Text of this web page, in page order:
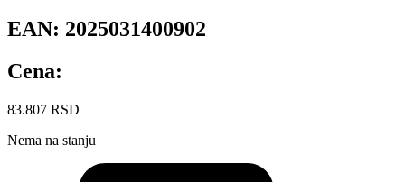
EAN: 2025031400902
Cena:
83.807 RSD
Nema na stanju